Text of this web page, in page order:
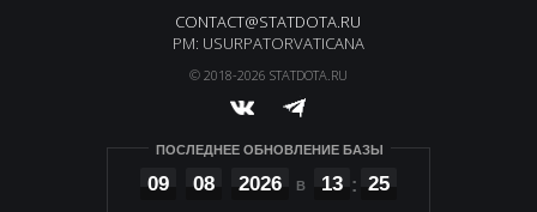
CONTACT@STATDOTA.RU
PM: USURPATORVATICANA
© 2018-2026 STATDOTA.RU
ПОСЛЕДНЕЕ ОБНОВЛЕНИЕ БАЗЫ
09 08 2026 13 25